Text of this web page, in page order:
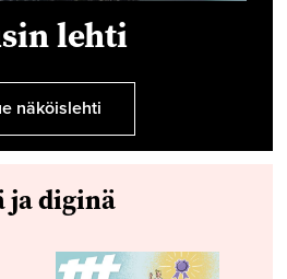
lehti
näköislehti
diginä